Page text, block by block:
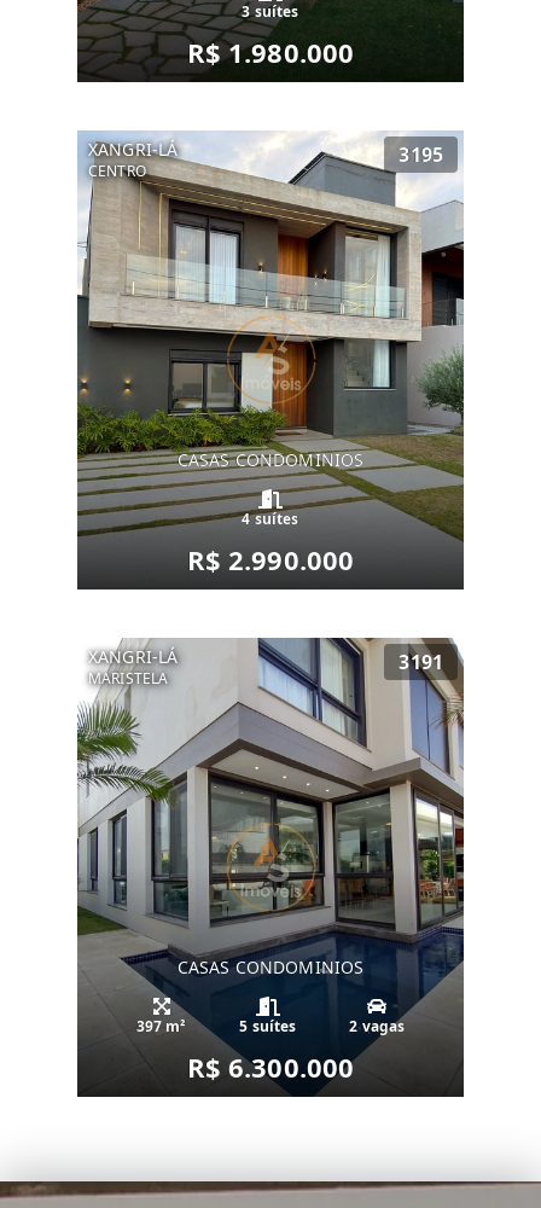
3 suítes
R$ 1.980.000
XANGRI-LÁ
CENTRO
3195
CASAS CONDOMINIOS
4 suítes
R$ 2.990.000
XANGRI-LÁ
MARISTELA
3191
CASAS CONDOMINIOS
397 m² 5 suítes 2 vagas
R$ 6.300.000